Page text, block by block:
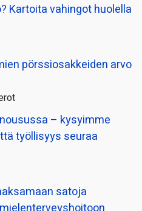
Kartoita vahingot huolella
pörssi­osakkeiden arvo
– kysyimme
työllisyys seuraa
satoja